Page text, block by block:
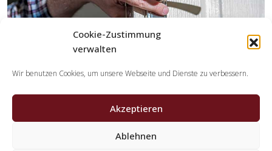
Cookie-Zustimmung
verwalten
Wir benutzen Cookies, um unsere Webseite und Dienste zu verbessern.
Akzeptieren
Ablehnen
Welche Tätigkeiten erledigen die Partner der